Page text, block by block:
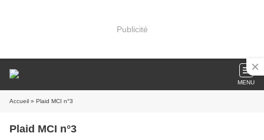
Publicité
MENU
Accueil » Plaid MCI n°3
Plaid MCI n°3